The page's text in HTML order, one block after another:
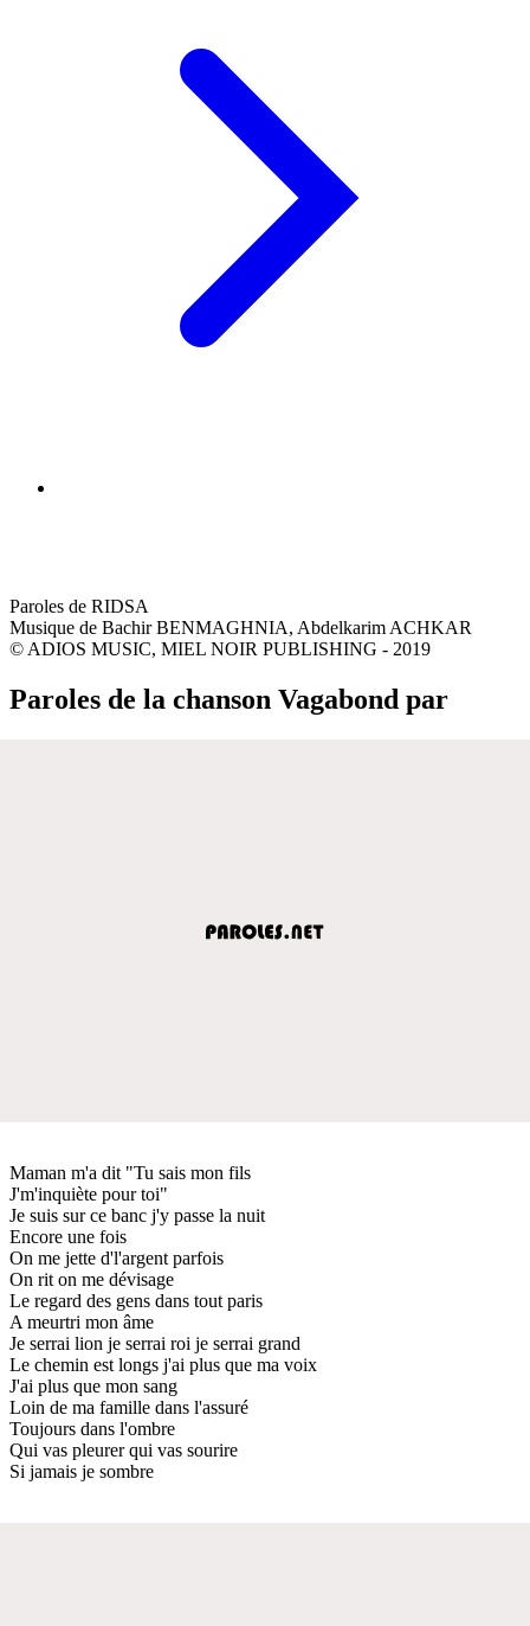
Paroles de RIDSA
Musique de Bachir BENMAGHNIA, Abdelkarim ACHKAR
© ADIOS MUSIC, MIEL NOIR PUBLISHING - 2019
Paroles de la chanson Vagabond par
Maman m'a dit "Tu sais mon fils
J'm'inquiète pour toi"
Je suis sur ce banc j'y passe la nuit
Encore une fois
On me jette d'l'argent parfois
On rit on me dévisage
Le regard des gens dans tout paris
A meurtri mon âme
Je serrai lion je serrai roi je serrai grand
Le chemin est longs j'ai plus que ma voix
J'ai plus que mon sang
Loin de ma famille dans l'assuré
Toujours dans l'ombre
Qui vas pleurer qui vas sourire
Si jamais je sombre